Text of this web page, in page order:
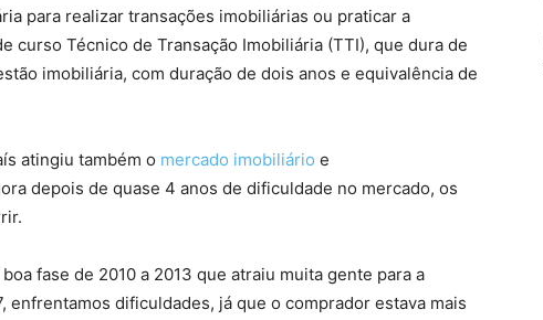
para realizar transações imobiliárias ou praticar a
curso Técnico de Transação Imobiliária (TTI), que dura de
imobiliária, com duração de dois anos e equivalência de
atingiu também o mercado imobiliário e
depois de quase 4 anos de dificuldade no mercado, os
fase de 2010 a 2013 que atraiu muita gente para a
enfrentamos dificuldades, já que o comprador estava mais